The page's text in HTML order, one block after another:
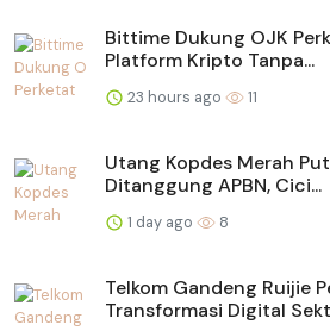
Bittime Dukung OJK
Platform Kripto Tanpa...
23 hours ago 11
Utang Kopdes Merah
Ditanggung APBN, Cici...
1 day ago 8
Telkom Gandeng Ruijie
Transformasi Digital